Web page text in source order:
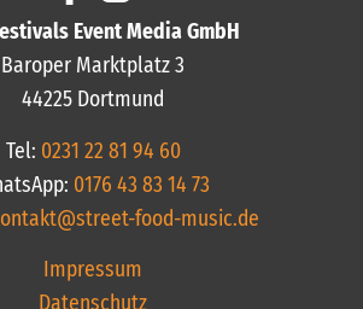
Event Media GmbH
Baroper Marktplatz 3
44225 Dortmund
Tel: 0231 22 81 94 60
0176 43 83 14 73
food-music.de
Impressum
Datenschutz